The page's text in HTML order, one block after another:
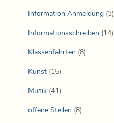
Information Anmeldung (3)
Informationsschreiben (14)
Klassenfahrten (8)
Kunst (15)
Musik (41)
offene Stellen (8)